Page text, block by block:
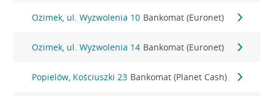
Ozimek, ul. Wyzwolenia 10 Bankomat (Euronet)
Ozimek, ul. Wyzwolenia 14 Bankomat (Euronet)
Popielów, Kościuszki 23 Bankomat (Planet Cash)